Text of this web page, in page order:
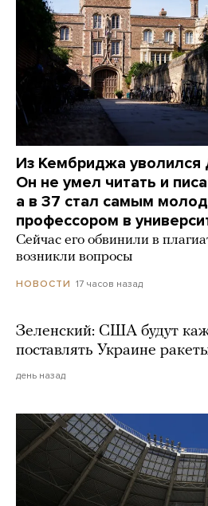
Из Кембриджа
Он не умел читать и
а в 37 стал самым
профессором в
Сейчас его обвинили в
возникли вопросы
НОВОСТИ 17 часов назад
Зеленский: США будут
поставлять Украине
день назад